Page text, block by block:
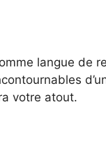
langue de
votre atout.